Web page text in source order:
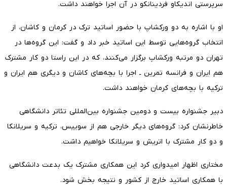
سرپرستی اندیکاو فردینانکو در آن اجرا خواهند داشت.
او با اشاره به دو ورکشاپ با حضور اساتید ترک در کرمان و کاشان، از
انتخاب گروه‌هایی توسط این اساتید خبر داد و گفت: این گروه‌ها در
تهران دو مرتبه ورکشاپ برگزار می‌کنند، که در این راستا دو کار مشترک
هم ایران و فرانسه تمرین ـ اجرا با بچه‌های کاشان و دیگری هم ایران و
ترکیه با بچه‌های کرمان خواهند داشت.
دبیر جشنواره بیست و دومین جشنواره بین‌المللی تئاتر دانشگاهی
خاطرنشان کرد: گروه‌های دیگر خارجی هم از سوییس،‌ ترکیه و سریلانکا
و دو کار مشترک با اتریش و سریلانکا خواهیم داشت.
مختاری اظهار امیدواری کرد این همکاری مشترک یک بدعت دانشگاهی
با همکاری اساتید خارج از کشور و نتیجه بخش شود.